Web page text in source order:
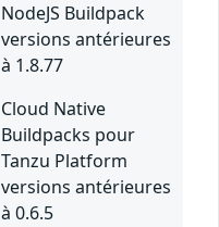
NodeJS Buildpack
versions antérieures
à 1.8.77
Cloud Native
Buildpacks pour
Tanzu Platform
versions antérieures
à 0.6.5